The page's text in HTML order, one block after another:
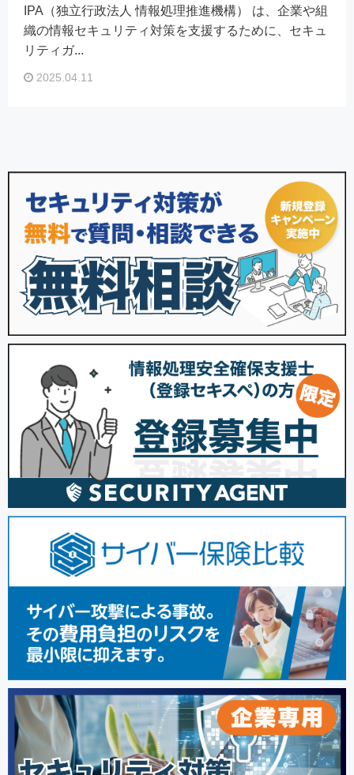
IPA（独立行政法人 情報処理推進機構） は、企業や組
織の情報セキュリティ対策を支援するために、セキュ
リティガ...
2025.04.11